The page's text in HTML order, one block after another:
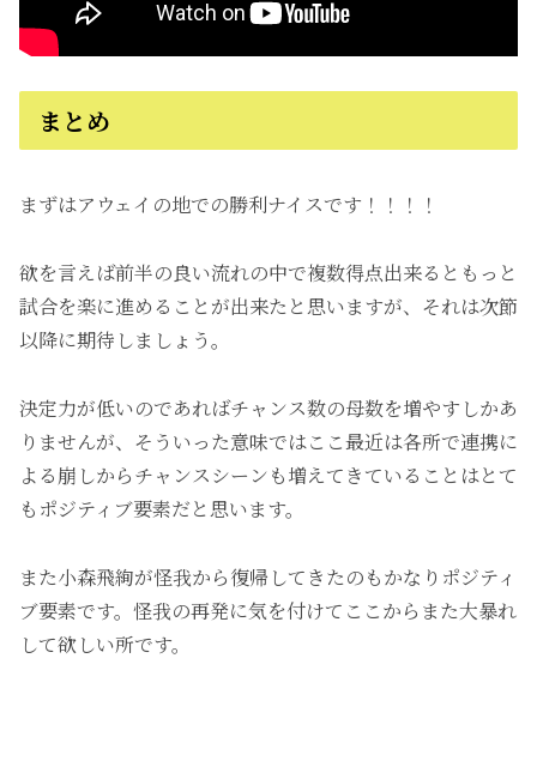
まとめ
まずはアウェイの地での勝利ナイスです！！！！
欲を言えば前半の良い流れの中で複数得点出来るともっと
試合を楽に進めることが出来たと思いますが、それは次節
以降に期待しましょう。
決定力が低いのであればチャンス数の母数を増やすしかあ
りませんが、そういった意味ではここ最近は各所で連携に
よる崩しからチャンスシーンも増えてきていることはとて
もポジティブ要素だと思います。
また小森飛絢が怪我から復帰してきたのもかなりポジティ
ブ要素です。怪我の再発に気を付けてここからまた大暴れ
して欲しい所です。